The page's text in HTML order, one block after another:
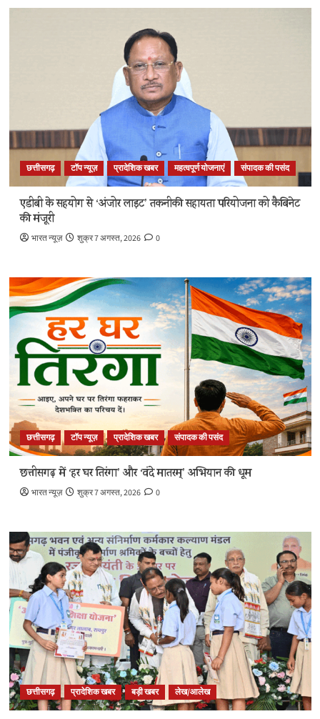
छत्तीसगढ़ टॉप न्यूज़ प्रादेशिक खबर महत्वपूर्ण योजनाएं संपादक की पसंद
एडीबी के सहयोग से ‘अंजोर लाइट’ तकनीकी सहायता परियोजना को कैबिनेट
की मंजूरी
भारत न्यूज़ शुक्र 7 अगस्त, 2026 0
छत्तीसगढ़ टॉप न्यूज़ प्रादेशिक खबर संपादक की पसंद
छत्तीसगढ़ में ‘हर घर तिरंगा’ और ‘वंदे मातरम्’ अभियान की धूम
भारत न्यूज़ शुक्र 7 अगस्त, 2026 0
छत्तीसगढ़ प्रादेशिक खबर बड़ी खबर लेख/आलेख